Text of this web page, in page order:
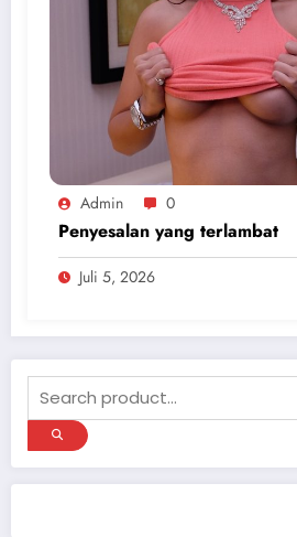
Admin 0
Penyesalan yang terlambat
Juli 5, 2026